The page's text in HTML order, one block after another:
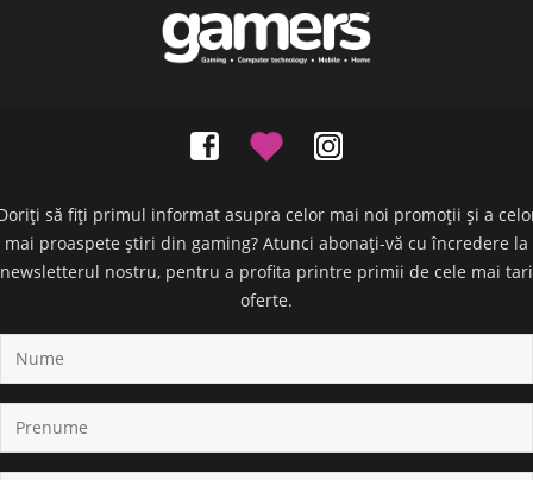
să fiți primul informat asupra celor mai noi promoții și a
mai proaspete știri din gaming? Atunci abonați-vă cu încredere la
newsletterul nostru, pentru a profita printre primii de cele mai tari
oferte.